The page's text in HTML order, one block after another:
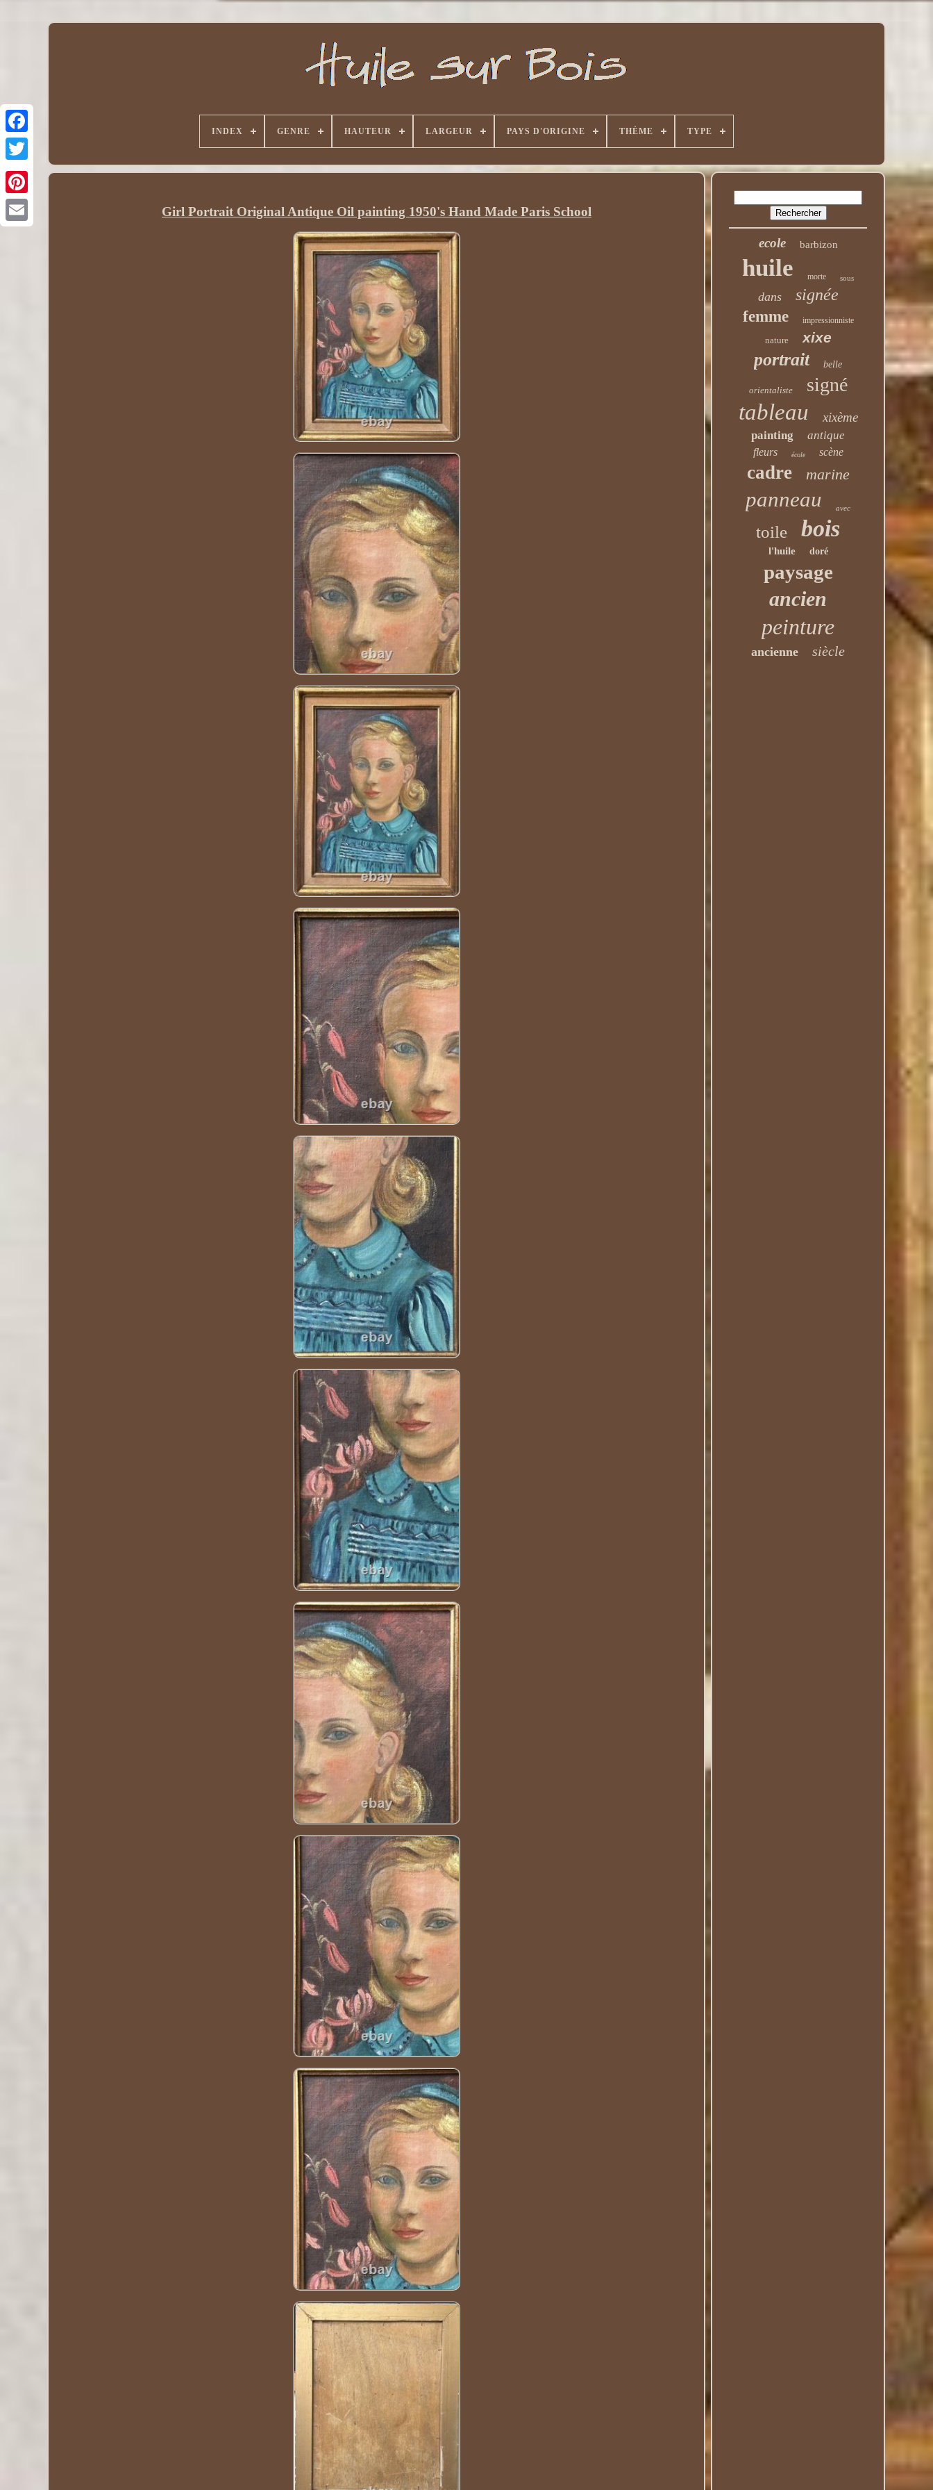
INDEX GENRE HAUTEUR LARGEUR PAYS D'ORIGINE THÈME TYPE
Girl Portrait Original Antique Oil painting 1950's Hand Made Paris School
ecole barbizon
huile morte sous
dans signée
femme impressionniste
nature xixe
portrait belle
orientaliste signé
tableau xixème
painting antique
fleurs école scène
cadre marine
panneau avec
toile bois
l'huile doré
paysage
ancien
peinture
ancienne siècle